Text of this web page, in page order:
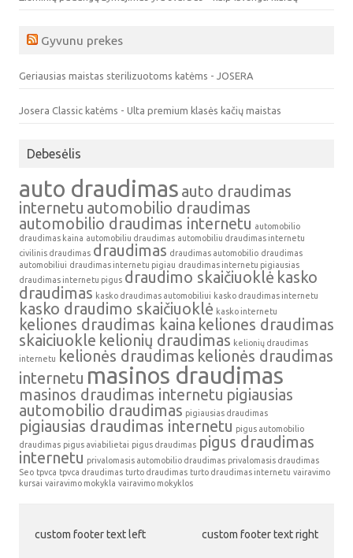
Gyvunu prekes
Geriausias maistas sterilizuotoms katėms - JOSERA
Josera Classic katėms - Ulta premium klasės kačių maistas
Debesėlis
auto draudimas auto draudimas
internetu automobilio draudimas
automobilio draudimas internetu automobilio
draudimas kaina automobiliu draudimas automobiliu draudimas internetu
civilinis draudimas draudimas draudimas automobilio draudimas
automobiliui draudimas internetu pigiau draudimas internetu pigiausias
draudimas internetu pigus draudimo skaičiuoklė kasko
draudimas kasko draudimas automobiliui kasko draudimas internetu
kasko draudimo skaičiuoklė kasko internetu
keliones draudimas kaina keliones draudimas
skaiciuokle kelionių draudimas kelionių draudimas
internetu
kelionės draudimas kelionės draudimas
internetu masinos draudimas
masinos draudimas internetu pigiausias
automobilio draudimas pigiausias draudimas
pigiausias draudimas internetu pigus automobilio
draudimas pigus aviabilietai pigus draudimas pigus draudimas
internetu privalomasis automobilio draudimas privalomasis draudimas
Seo tpvca tpvca draudimas turto draudimas turto draudimas internetu vairavimo
kursai vairavimo mokykla vairavimo mokyklos
custom footer text left custom footer text right